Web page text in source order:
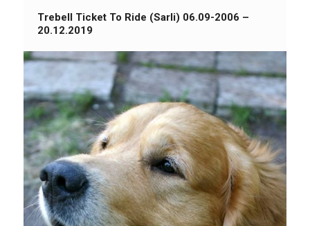
Trebell Ticket To Ride (Sarli) 06.09-2006 –
20.12.2019